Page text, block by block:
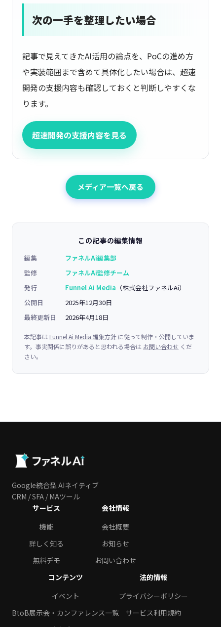
次の一手を整理したい場合
記事で見えてきたAI活用の論点を、PoCの進め方
や実装範囲まで含めて具体化したい場合は、超速
開発の支援内容も確認しておくと判断しやすくな
ります。
超速開発の支援内容を見る
メディア一覧へ戻る
この記事の編集情報
編集
ファネルAi編集部
監修
ファネルAi監修チーム
発行
Funnel Ai Media （株式会社ファネルAi）
公開日
2025年12月30日
最終更新日
2026年4月18日
本記事は Funnel Ai Media 編集方針 に従って制作・公開していま
す。事実関係に誤りがあると思われる場合は お問い合わせ くだ
さい。
Google統合型 AIネイティブ
CRM / SFA / MAツール
サービス
機能
詳しく知る
無料デモ
会社情報
会社概要
お知らせ
お問い合わせ
コンテンツ
イベント
BtoB展示会・カンファレンス一覧
法的情報
プライバシーポリシー
サービス利用規約